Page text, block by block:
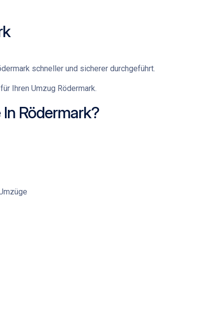
schneller und sicherer durchgeführt.
Ihren Umzug Rödermark.
Rödermark?